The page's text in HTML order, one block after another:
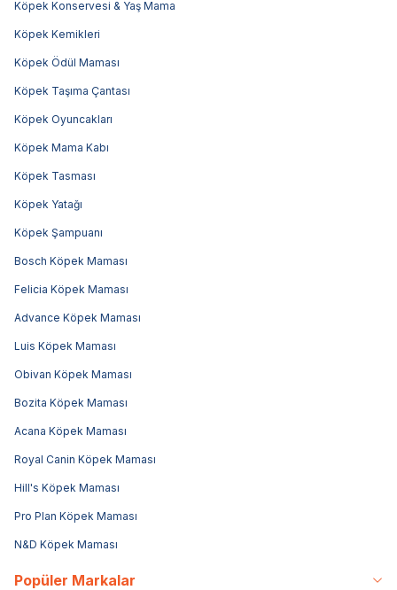
Köpek Konservesi & Yaş Mama
Köpek Kemikleri
Köpek Ödül Maması
Köpek Taşıma Çantası
Köpek Oyuncakları
Köpek Mama Kabı
Köpek Tasması
Köpek Yatağı
Köpek Şampuanı
Bosch Köpek Maması
Felicia Köpek Maması
Advance Köpek Maması
Luis Köpek Maması
Obivan Köpek Maması
Bozita Köpek Maması
Acana Köpek Maması
Royal Canin Köpek Maması
Hill's Köpek Maması
Pro Plan Köpek Maması
N&D Köpek Maması
Popüler Markalar